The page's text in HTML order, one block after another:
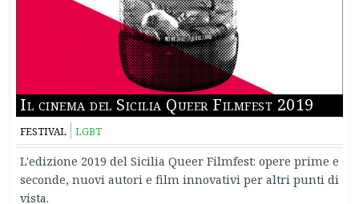
Il cinema del Sicilia Queer Filmfest 2019
FESTIVAL LGBT
L'edizione 2019 del Sicilia Queer Filmfest: opere prime e
seconde, nuovi autori e film innovativi per altri punti di
vista.